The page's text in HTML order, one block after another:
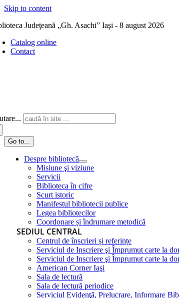
Skip to content
Judeţeană „Gh. Asachi” Iaşi - 8 august 2026
Catalog online
Contact
Go to...
Despre bibliotecă
Misiune şi viziune
Servicii
Biblioteca în cifre
Scurt istoric
Manifestul bibliotecii publice
Legea bibliotecilor
Coordonare și îndrumare metodică
SEDIUL CENTRAL
Centrul de înscrieri și referințe
Serviciul de Inscriere şi Împrumut carte la
Serviciul de Inscriere şi Împrumut carte la
American Corner Iaşi
Sala de lectură
Sala de lectură periodice
Serviciul Evidenţă, Prelucrare, Informare